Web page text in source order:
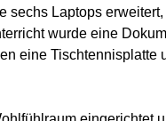
sechs Laptops
wurde eine
eine